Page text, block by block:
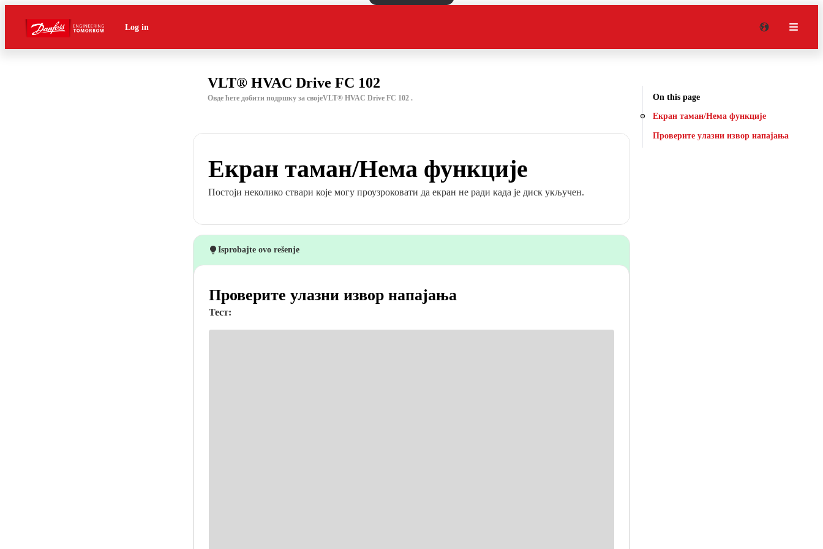
Log in
VLT® HVAC Drive FC 102
Овде ћете добити подршку за својеVLT® HVAC Drive FC 102 .
Екран таман/Нема функције
Постоји неколико ствари које могу проузроковати да екран не ради када је диск укључен.
Isprobajte ovo rešenje
Проверите улазни извор напајања
Тест:
On this page
Екран таман/Нема функције
Проверите улазни извор напајања